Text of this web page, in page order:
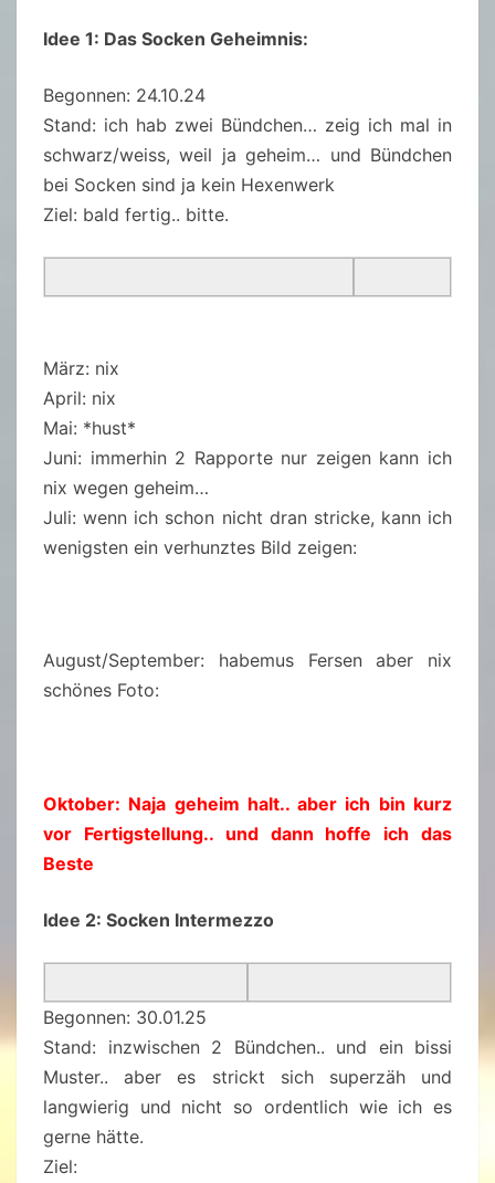
Idee 1: Das Socken Geheimnis:
Begonnen: 24.10.24
Stand: ich hab zwei Bündchen… zeig ich mal in
schwarz/weiss, weil ja geheim… und Bündchen
bei Socken sind ja kein Hexenwerk
Ziel: bald fertig.. bitte.
März: nix
April: nix
Mai: *hust*
Juni: immerhin 2 Rapporte nur zeigen kann ich
nix wegen geheim…
Juli: wenn ich schon nicht dran stricke, kann ich
wenigsten ein verhunztes Bild zeigen:
August/September: habemus Fersen aber nix
schönes Foto:
Oktober: Naja geheim halt.. aber ich bin kurz
vor Fertigstellung.. und dann hoffe ich das
Beste
Idee 2: Socken Intermezzo
Begonnen: 30.01.25
Stand: inzwischen 2 Bündchen.. und ein bissi
Muster.. aber es strickt sich superzäh und
langwierig und nicht so ordentlich wie ich es
gerne hätte.
Ziel: